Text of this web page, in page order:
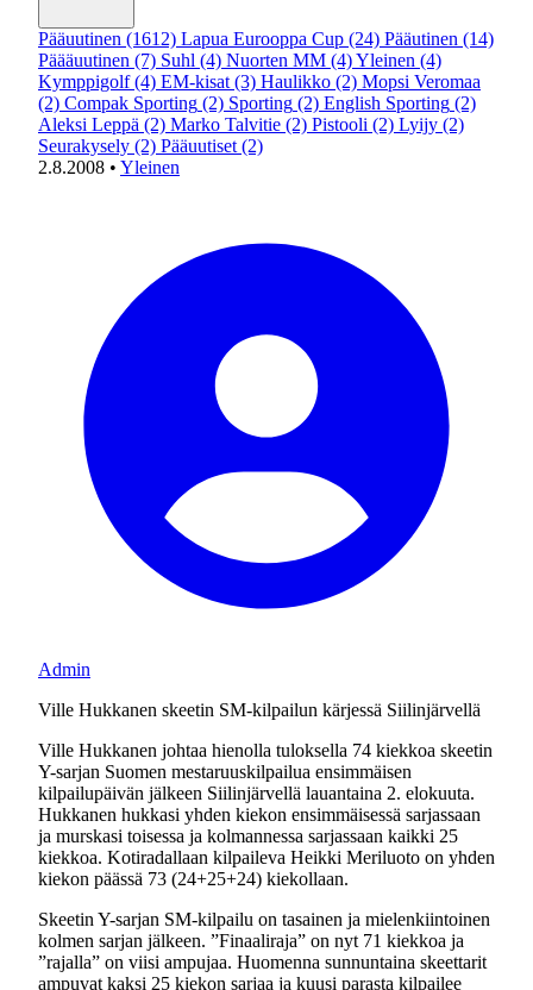
Pääuutinen (1612) Lapua Eurooppa Cup (24) Pääutinen (14)
Päääuutinen (7) Suhl (4) Nuorten MM (4)Yleinen (4)
Kymppigolf (4) EM-kisat (3) Haulikko (2) Mopsi Veromaa
(2) Compak Sporting (2) Sporting (2) English Sporting (2)
Aleksi Leppä (2) Marko Talvitie (2) Pistooli (2) Lyijy (2)
Seurakysely (2) Pääuutiset (2)
2.8.2008 • Yleinen
Admin
Ville Hukkanen skeetin SM-kilpailun kärjessä Siilinjärvellä
Ville Hukkanen johtaa hienolla tuloksella 74 kiekkoa skeetin
Y-sarjan Suomen mestaruuskilpailua ensimmäisen
kilpailupäivän jälkeen Siilinjärvellä lauantaina 2. elokuuta.
Hukkanen hukkasi yhden kiekon ensimmäisessä sarjassaan
ja murskasi toisessa ja kolmannessa sarjassaan kaikki 25
kiekkoa. Kotiradallaan kilpaileva Heikki Meriluoto on yhden
kiekon päässä 73 (24+25+24) kiekollaan.
Skeetin Y-sarjan SM-kilpailu on tasainen ja mielenkiintoinen
kolmen sarjan jälkeen. ”Finaaliraja” on nyt 71 kiekkoa ja
”rajalla” on viisi ampujaa. Huomenna sunnuntaina skeettarit
ampuvat kaksi 25 kiekon sarjaa ja kuusi parasta kilpailee